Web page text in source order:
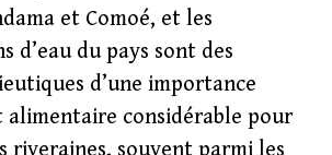
et Comoé, et les
d’eau du pays sont des
d’une importance
alimentaire considérable pour